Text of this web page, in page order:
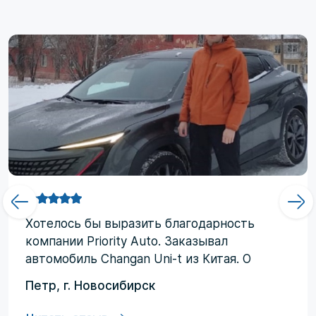
Хотелоcь бы выразить благодарность
компании Priority Аuto. Заказывал
автомобиль Changan Uni-t из Китая. О
компании узнал от друзей и коллег по
работе. Работал со мной менеджер
Евгений, логисты Ольга и Регина. В начале
Петр, г. Новосибирск